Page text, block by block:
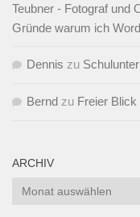
Teubner - Fotograf und
Gründe warum ich
Dennis zu
Bernd zu Freier
ARCHIV
Archiv